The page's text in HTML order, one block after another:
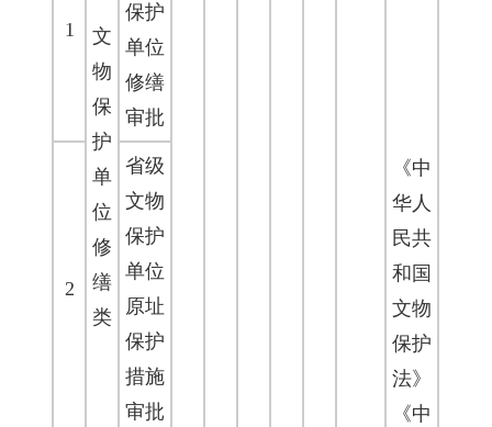
1
文
物
保
护
单
位
修
缮
类
保护
单位
修缮
审批
《中
华人
民共
和国
文物
保护
法》
《中
2
省级
文物
保护
单位
原址
保护
措施
审批